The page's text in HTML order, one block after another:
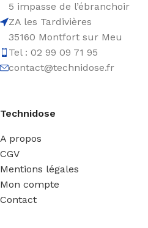
5 impasse de l’ébranchoir
ZA les Tardivières
35160 Montfort sur Meu
Tel : 02 99 09 71 95
contact@technidose.fr
Technidose
A propos
CGV
Mentions légales
Mon compte
Contact